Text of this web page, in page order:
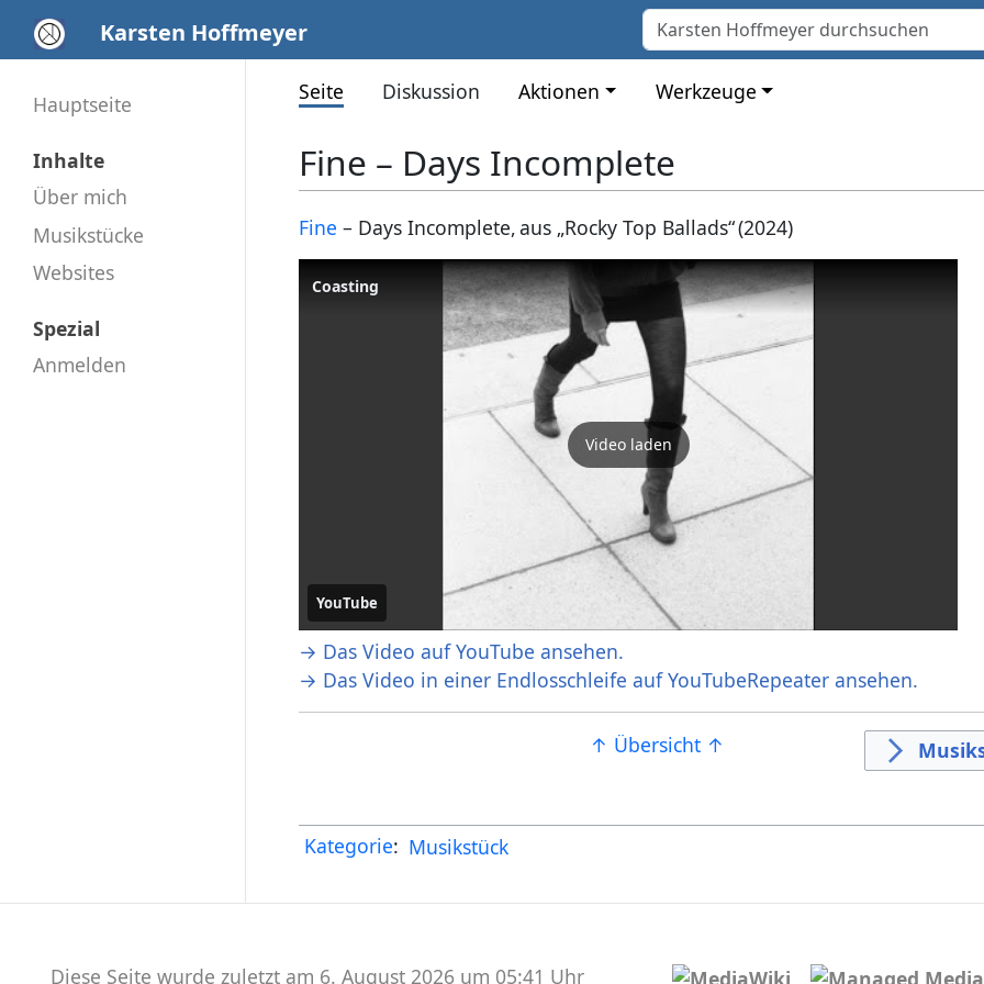
Karsten Hoffmeyer
Hauptseite
Inhalte
Über mich
Musikstücke
Websites
Spezial
Anmelden
Seite Diskussion Aktionen Werkzeuge
Fine – Days Incomplete
Fine – Days Incomplete, aus „Rocky Top Ballads“ (2024)
Coasting
Video laden
YouTube
→ Das Video auf YouTube ansehen.
→ Das Video in einer Endlosschleife auf YouTubeRepeater ansehen.
↑ Übersicht ↑
Kategorie: Musikstück
Diese Seite wurde zuletzt am 6. August 2026 um 05:41 Uhr